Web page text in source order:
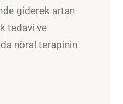
giderek artan
tedavi ve
nöral terapinin